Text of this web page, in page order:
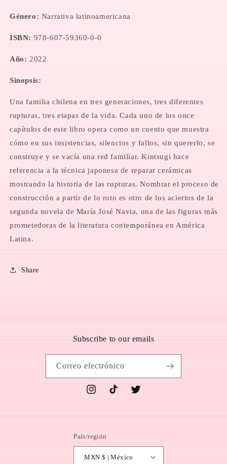
Género: Narrativa latinoamericana
ISBN: 978-607-59360-0-0
Año: 2022
Sinopsis:
Una familia chilena en tres generaciones, tres diferentes
rupturas, tres etapas de la vida. Cada uno de los once
capítulos de este libro opera como un cuento que muestra
cómo en sus insistencias, silencios y fallos, sin quererlo, se
construye y se vacía una red familiar. Kintsugi hace
referencia a la técnica japonesa de reparar cerámicas
mostrando la historia de las rupturas. Nombrar el proceso de
construcción a partir de lo roto es otro de los aciertos de la
segunda novela de María José Navia, una de las figuras más
prometedoras de la literatura contemporánea en América
Latina.
Share
Subscribe to our emails
Correo electrónico
InstagramTikTok Twitter
País/región
MXN $ | México